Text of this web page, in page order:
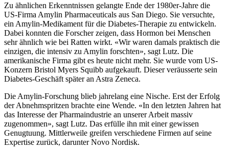
Zu ähnlichen Erkenntnissen gelangte Ende der 1980er-Jahre die
US-Firma Amylin Pharmaceuticals aus San Diego. Sie versuchte,
ein Amylin-Medikament für die Diabetes-Therapie zu entwickeln.
Dabei konnten die Forscher zeigen, dass Hormon bei Menschen
sehr ähnlich wie bei Ratten wirkt. «Wir waren damals praktisch die
einzigen, die intensiv zu Amylin forschten», sagt Lutz. Die
amerikanische Firma gibt es heute nicht mehr. Sie wurde vom US-
Konzern Bristol Myers Squibb aufgekauft. Dieser veräusserte sein
Diabetes-Geschäft später an Astra Zeneca.
Die Amylin-Forschung blieb jahrelang eine Nische. Erst der Erfolg
der Abnehmspritzen brachte eine Wende. «In den letzten Jahren hat
das Interesse der Pharmaindustrie an unserer Arbeit massiv
zugenommen», sagt Lutz. Das erfülle ihn mit einer gewissen
Genugtuung. Mittlerweile greifen verschiedene Firmen auf seine
Expertise zurück, darunter Novo Nordisk.